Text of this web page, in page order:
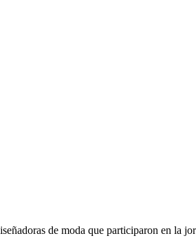
de moda que participaron en la